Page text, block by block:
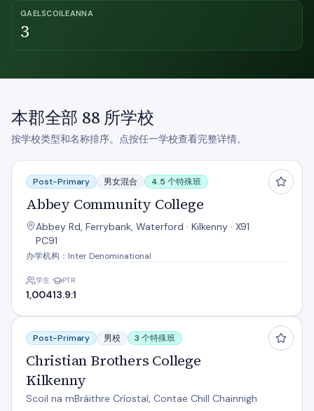
GAELSCOILEANNA
3
本郡全部 88 所学校
按学校类型和名称排序。点按任一学校查看完整详情。
Abbey Community College
Post-Primary 男女混合 4.5 个特殊班
Abbey Community College
Abbey Rd, Ferrybank, Waterford · Kilkenny · X91
PC91
办学机构：Inter Denominational
学生
1,004
PTR
13.9:1
Christian Brothers College Kilkenny
Post-Primary 男校 3 个特殊班
Christian Brothers College
Kilkenny
Scoil na mBráithre Críostaí, Contae Chill Chainnigh